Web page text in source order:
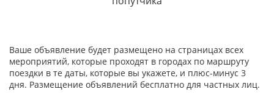
ветконтроля имеет полное право не допустить собаку к
Ваше объявление будет размещено на страницах всех
мероприятий, которые проходят в городах по маршруту
поездки в те даты, которые вы укажете, и плюс-минус 3
дня. Размещение объявлений бесплатно для частных лиц.